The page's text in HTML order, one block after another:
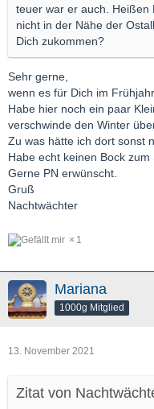
teuer war er auch. Heißen
nicht in der Nähe der
Dich zukommen?
Sehr gerne,
wenn es für Dich im
Habe hier noch ein paar
verschwinde den Winter
Zu was hätte ich dort sonst
Habe echt keinen Bock zum
Gerne PN erwünscht.
Gruß
Nachtwächter
1
Mariana
1000g Mitglied
13. November 2021
Zitat von